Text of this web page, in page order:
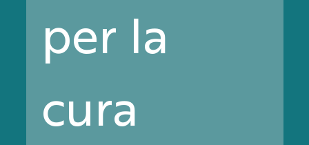
Clabio ® è un marchio registrato di
Clabiotech S.r.l.
per la
cura